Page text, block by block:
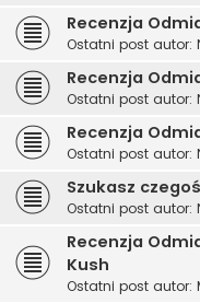
Recenzja
Ostatni post autor:
Recenzja
Ostatni post autor:
Recenzja
Ostatni post autor:
Szukasz
Ostatni post autor:
Recenzja
Kush
Ostatni post autor: